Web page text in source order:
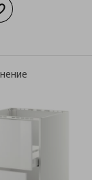
στο καλάθι
към